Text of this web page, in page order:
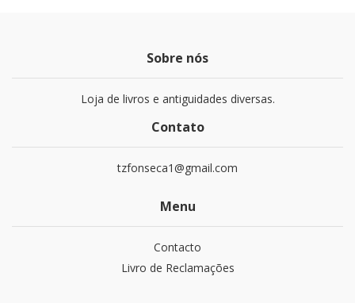
Sobre nós
Loja de livros e antiguidades diversas.
Contato
tzfonseca1@gmail.com
Menu
Contacto
Livro de Reclamações